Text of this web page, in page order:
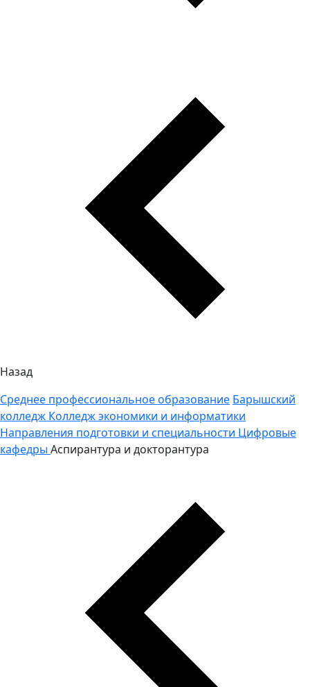
Назад
Среднее профессиональное образование Барышский
колледж Колледж экономики и информатики
Направления подготовки и специальности Цифровые
кафедры Аспирантура и докторантура